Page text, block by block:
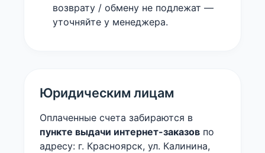
возврату / обмену не подлежат —
уточняйте у менеджера.
Юридическим лицам
Оплаченные счета забираются в
пункте выдачи интернет-заказовпо
адресу: г. Красноярск, ул. Калинина,